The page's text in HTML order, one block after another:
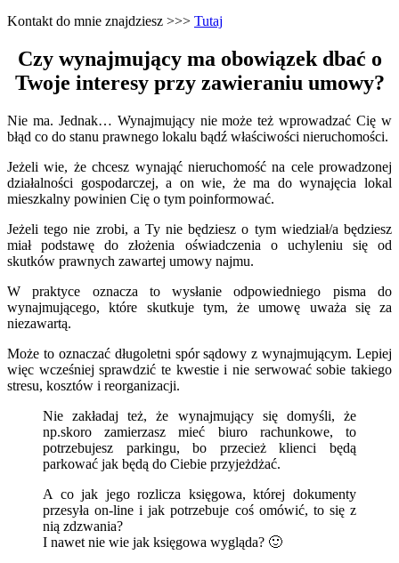
Kontakt do mnie znajdziesz >>> Tutaj
Czy wynajmujący ma obowiązek dbać o
Twoje interesy przy zawieraniu umowy?
Nie ma. Jednak… Wynajmujący nie może też wprowadzać Cię w
błąd co do stanu prawnego lokalu bądź właściwości nieruchomości.
Jeżeli wie, że chcesz wynająć nieruchomość na cele prowadzonej
działalności gospodarczej, a on wie, że ma do wynajęcia lokal
mieszkalny powinien Cię o tym poinformować.
Jeżeli tego nie zrobi, a Ty nie będziesz o tym wiedział/a będziesz
miał podstawę do złożenia oświadczenia o uchyleniu się od
skutków prawnych zawartej umowy najmu.
W praktyce oznacza to wysłanie odpowiedniego pisma do
wynajmującego, które skutkuje tym, że umowę uważa się za
niezawartą.
Może to oznaczać długoletni spór sądowy z wynajmującym. Lepiej
więc wcześniej sprawdzić te kwestie i nie serwować sobie takiego
stresu, kosztów i reorganizacji.
Nie zakładaj też, że wynajmujący się domyśli, że
np.skoro zamierzasz mieć biuro rachunkowe, to
potrzebujesz parkingu, bo przecież klienci będą
parkować jak będą do Ciebie przyjeżdżać.
A co jak jego rozlicza księgowa, której dokumenty
przesyła on-line i jak potrzebuje coś omówić, to się z
nią zdzwania?
I nawet nie wie jak księgowa wygląda? 🙂